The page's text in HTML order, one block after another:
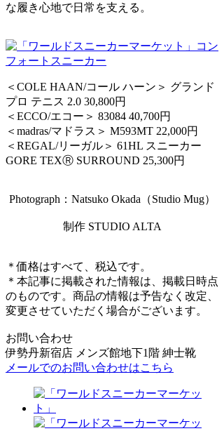
な履き心地で日常を支える。
＜COLE HAAN/コール ハーン＞ グランド
プロ テニス 2.0 30,800円
＜ECCO/エコー＞ 83084 40,700円
＜madras/マドラス＞ M593MT 22,000円
＜REGAL/リーガル＞ 61HL スニーカー
GORE TEXⓇ SURROUND 25,300円
Photograph：Natsuko Okada（Studio Mug）
制作 STUDIO ALTA
＊価格はすべて、税込です。
＊本記事に掲載された情報は、掲載日時点
のものです。商品の情報は予告なく改定、
変更させていただく場合がございます。
お問い合わせ
伊勢丹新宿店 メンズ館地下1階 紳士靴
メールでのお問い合わせはこちら